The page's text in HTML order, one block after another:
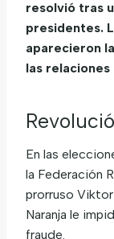
resolvió tras
presidentes.
aparecieron
las
En las
la Federación
prorruso Viktor
Naranja le
fraude.